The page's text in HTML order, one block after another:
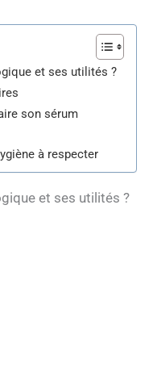
et ses utilités ?
son sérum
à respecter
et ses utilités ?